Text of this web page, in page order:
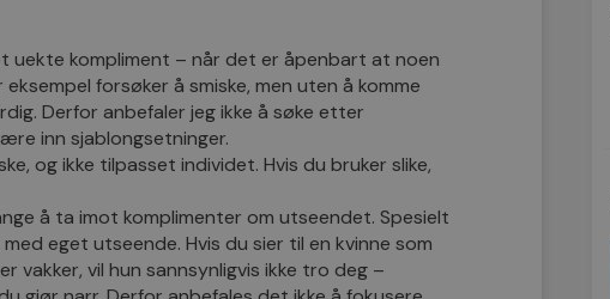
uekte kompliment – når det er åpenbart at noen
forsøker å smiske, men uten å komme
Derfor anbefaler jeg ikke å søke etter
inn sjablongsetninger.
og ikke tilpasset individet. Hvis du bruker slike,
å ta imot komplimenter om utseendet. Spesielt
eget utseende. Hvis du sier til en kvinne som
vakker, vil hun sannsynligvis ikke tro deg –